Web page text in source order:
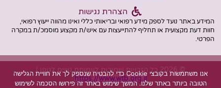
הצהרת נגישות
המידע באתר נועד לספק מידע רפואי ובריאותי כללי ואינו מהווה ייעוץ רפואי,
חוות דעת מקצועית או תחליף להתייעצות עם איש/ת מקצוע מוסמכ/ת במקרה
הפרטי.
© 2026 כל הזכויות שמורות לעמותת נשים לגופן |
https://www.wtb.org.il
אנו משתמשות בקובצי Cookie כדי להבטיח שנספק לך את חוויית הגלישה
הטובה ביותר באתר שלנו. המשך שימוש באתר זה פירושו הסכמה לשימוש